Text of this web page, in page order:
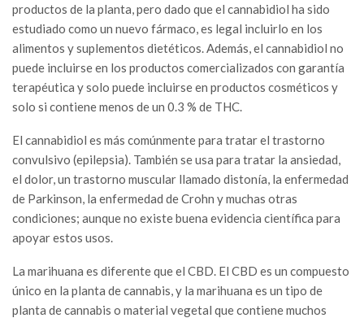
productos de la planta, pero dado que el cannabidiol ha sido
estudiado como un nuevo fármaco, es legal incluirlo en los
alimentos y suplementos dietéticos. Además, el cannabidiol no
puede incluirse en los productos comercializados con garantía
terapéutica y solo puede incluirse en productos cosméticos y
solo si contiene menos de un 0.3 % de THC.
El cannabidiol es más comúnmente para tratar el trastorno
convulsivo (epilepsia). También se usa para tratar la ansiedad,
el dolor, un trastorno muscular llamado distonía, la enfermedad
de Parkinson, la enfermedad de Crohn y muchas otras
condiciones; aunque no existe buena evidencia científica para
apoyar estos usos.
La marihuana es diferente que el CBD. El CBD es un compuesto
único en la planta de cannabis, y la marihuana es un tipo de
planta de cannabis o material vegetal que contiene muchos